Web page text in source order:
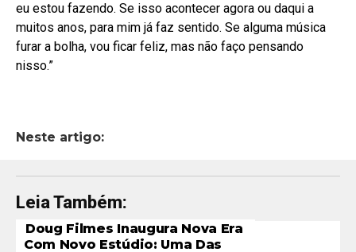
eu estou fazendo. Se isso acontecer agora ou daqui a
muitos anos, para mim já faz sentido. Se alguma música
furar a bolha, vou ficar feliz, mas não faço pensando
nisso.”
Neste artigo:
Leia Também:
Doug Filmes Inaugura Nova Era
Com Novo Estúdio: Uma Das